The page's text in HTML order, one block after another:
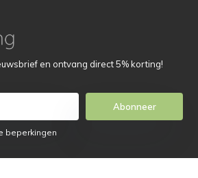
en ontvang direct 5% korting!
Abonneer
beperkingen